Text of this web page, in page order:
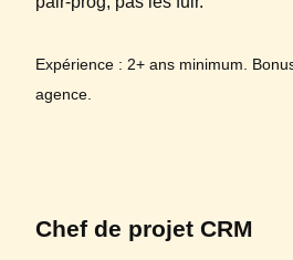
Expérience : 2+ ans minimum.
agence.
Chef de projet CRM